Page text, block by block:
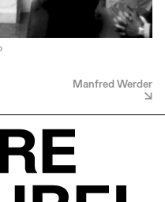
Manfred Werder